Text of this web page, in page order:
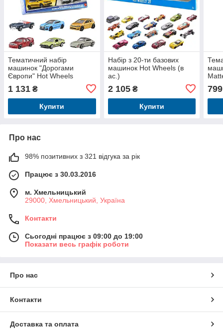
Тематичний набір
машинок "Дорогами
Європи" Hot Wheels
1 131 ₴
Купити
Набір з 20-ти базових
машинок Hot Wheels (в
ас.)
2 105₴
Купити
799
Про нас
98% позитивних з 321 відгука за рік
Працює з 30.03.2016
м. Хмельницький
29000, Хмельницький, Україна
Контакти
Сьогодні працює з 09:00 до 19:00
Показати весь графік роботи
Про нас
Контакти
Доставка та оплата